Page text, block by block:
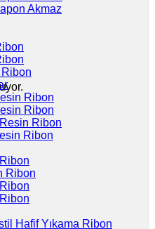
Akmaz
Ribon
Ribon
Ribon
Ribon
Ribon
Hafif Yıkama Ribon